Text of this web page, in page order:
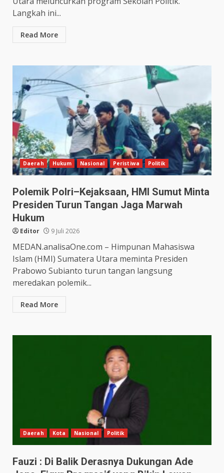
Langkah ini...
Read More
Daerah Hukum Nasional Peristiwa Politik
Polemik Polri–Kejaksaan, HMI Sumut Minta
Presiden Turun Tangan Jaga Marwah
Hukum
Editor 9 Juli 2026
MEDAN.analisaOne.com – Himpunan Mahasiswa
Islam (HMI) Sumatera Utara meminta Presiden
Prabowo Subianto turun tangan langsung
meredakan polemik...
Read More
Daerah Kota Nasional Politik
Fauzi : Di Balik Derasnya Dukungan Ade